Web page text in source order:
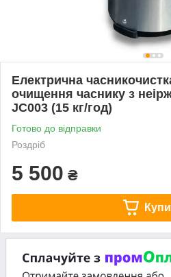
Електрична
очищення часнику з
JC003 (15 кг/год)
Готово до відправки
Роздріб
5 500 ₴